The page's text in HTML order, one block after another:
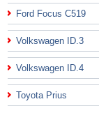
Ford Focus C519
Volkswagen ID.3
Volkswagen ID.4
Toyota Prius